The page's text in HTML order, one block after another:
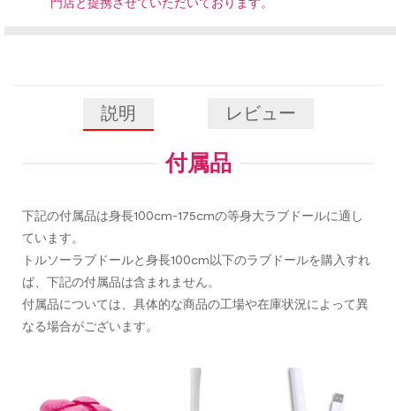
説明 レビュー
付属品
下記の付属品は身長100cm-175cmの等身大ラブドールに適し
ています。
トルソーラブドールと身長100cm以下のラブドールを購入すれ
ば、下記の付属品は含まれません。
付属品については、具体的な商品の工場や在庫状況によって異
なる場合がございます。